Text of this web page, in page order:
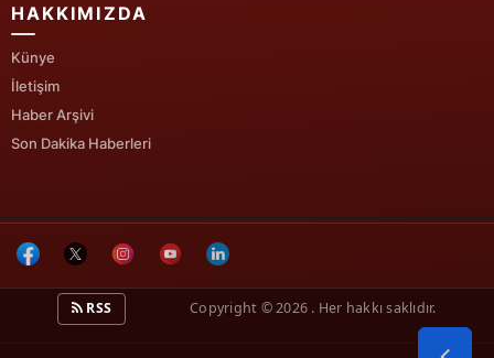
HAKKIMIZDA
Künye
İletişim
Haber Arşivi
Son Dakika Haberleri
RSS Copyright © 2026 . Her hakkı saklıdır.